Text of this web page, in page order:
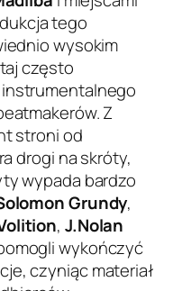
tego
wysokim
często
Z
stroni od
drogi na skróty,
wypada bardzo
Grundy,
, J.Nolan
wykończyć
czyniąc materiał